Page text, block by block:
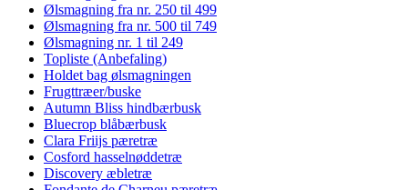
Ølsmagning fra nr. 250 til 499
Ølsmagning fra nr. 500 til 749
Ølsmagning nr. 1 til 249
Topliste (Anbefaling)
Holdet bag ølsmagningen
Frugttræer/buske
Autumn Bliss hindbærbusk
Bluecrop blåbærbusk
Clara Friijs pæretræ
Cosford hasselnøddetræ
Discovery æbletræ